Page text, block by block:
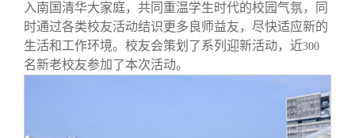
兴趣群体
捐赠方法
我要订阅
清华故事
终身学习
校友总会
入南国清华大家庭，共同重温学生时代的校园气氛，同
时通过各类校友活动结识更多良师益友，尽快适应新的
生活和工作环境。校友会策划了系列迎新活动，近300
名新老校友参加了本次活动。